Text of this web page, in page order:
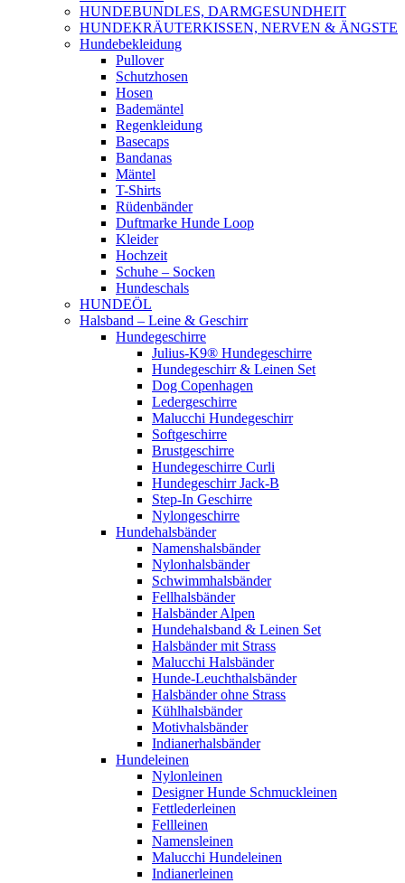
HUNDEBUNDLES, DARMGESUNDHEIT
HUNDEKRÄUTERKISSEN, NERVEN & ÄNGSTE
Hundebekleidung
Pullover
Schutzhosen
Hosen
Bademäntel
Regenkleidung
Basecaps
Bandanas
Mäntel
T-Shirts
Rüdenbänder
Duftmarke Hunde Loop
Kleider
Hochzeit
Schuhe – Socken
Hundeschals
HUNDEÖL
Halsband – Leine & Geschirr
Hundegeschirre
Julius-K9® Hundegeschirre
Hundegeschirr & Leinen Set
Dog Copenhagen
Ledergeschirre
Malucchi Hundegeschirr
Softgeschirre
Brustgeschirre
Hundegeschirre Curli
Hundegeschirr Jack-B
Step-In Geschirre
Nylongeschirre
Hundehalsbänder
Namenshalsbänder
Nylonhalsbänder
Schwimmhalsbänder
Fellhalsbänder
Halsbänder Alpen
Hundehalsband & Leinen Set
Halsbänder mit Strass
Malucchi Halsbänder
Hunde-Leuchthalsbänder
Halsbänder ohne Strass
Kühlhalsbänder
Motivhalsbänder
Indianerhalsbänder
Hundeleinen
Nylonleinen
Designer Hunde Schmuckleinen
Fettlederleinen
Fellleinen
Namensleinen
Malucchi Hundeleinen
Indianerleinen